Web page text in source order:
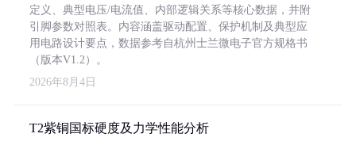
定义、典型电压/电流值、内部逻辑关系等核心数据，并附
引脚参数对照表。内容涵盖驱动配置、保护机制及典型应
用电路设计要点，数据参考自杭州士兰微电子官方规格书
（版本V1.2）。
2026年8月4日
T2紫铜国标硬度及力学性能分析